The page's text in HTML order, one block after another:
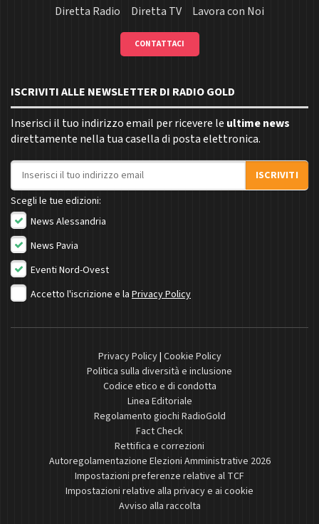
Diretta Radio
Diretta TV Lavora con Noi
CONTATTACI
ISCRIVITI ALLE NEWSLETTER DI RADIO GOLD
Inserisci il tuo indirizzo email per ricevere le ultime news
direttamente nella tua casella di posta elettronica.
Indirizzo email
ISCRIVITI
Scegli le tue edizioni:
News Alessandria
News Pavia
Eventi Nord-Ovest
Accetto l'iscrizione e la Privacy Policy
Privacy Policy| Cookie Policy
Politica sulla diversità e inclusione
Codice etico e di condotta
Linea Editoriale
Regolamento giochi RadioGold
Fact Check
Rettifica e correzioni
Autoregolamentazione Elezioni Amministrative 2026
Impostazioni preferenze relative al TCF
Impostazioni relative alla privacy e ai cookie
Avviso alla raccolta